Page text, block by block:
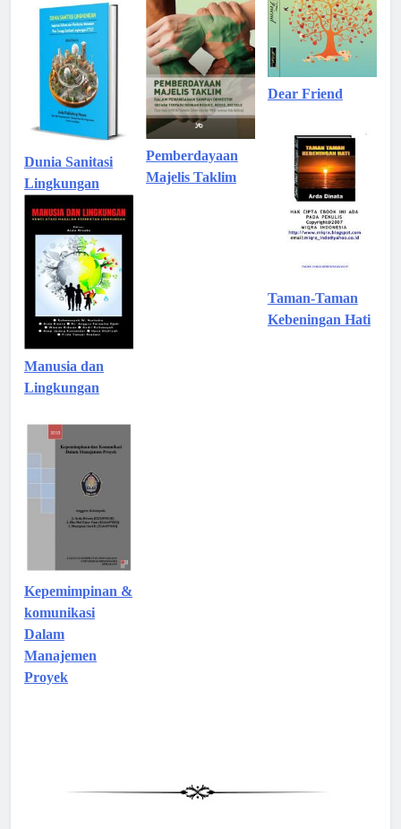
Dunia Sanitasi
Lingkungan
Manusia dan
Lingkungan
Kepemimpinan &
komunikasi
Dalam
Manajemen
Proyek
Pemberdayaan
Majelis Taklim
Dear Friend
Taman-Taman
Kebeningan Hati